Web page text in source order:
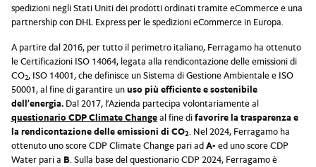
spedizioni negli Stati Uniti dei prodotti ordinati tramite eCommerce e una
partnership con DHL Express per le spedizioni eCommerce in Europa.
A partire dal 2016, per tutto il perimetro italiano, Ferragamo ha ottenuto
le Certificazioni ISO 14064, legata alla rendicontazione delle emissioni di
CO2, ISO 14001, che definisce un Sistema di Gestione Ambientale e ISO
50001, al fine di garantire unuso più efficiente e sostenibile
dell’energia. Dal 2017, l’Azienda partecipa volontariamente al
questionario CDP Climate Changeal fine difavorire la trasparenza e
la rendicontazione delle emissioni di CO2. Nel 2024, Ferragamo ha
ottenuto uno score CDP Climate Change pari adA- ed uno score CDP
Water pari a B. Sulla base del questionario CDP 2024, Ferragamo è